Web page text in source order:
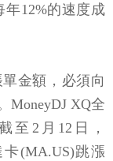
年12%的速度成
金額，必須向
MoneyDJ XQ全
至2月12日，
卡(MA.US)跳漲